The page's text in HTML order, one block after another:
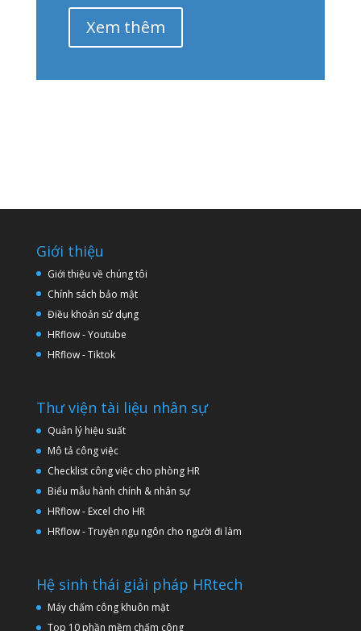
Xem thêm
Giới thiệu
Giới thiệu về chúng tôi
Chính sách bảo mật
Điều khoản sử dụng
HRflow - Youtube
HRflow - Tiktok
Thư viện tài liệu nhân sự
Quản lý hiệu suất
Mô tả công việc
Checklist công việc cho phòng HR
Biểu mẫu hành chính & nhân sự
HRflow - Excel cho HR
HRflow - Truyện ngụ ngôn cho người đi làm
Hệ sinh thái giải pháp HRtech
Máy chấm công khuôn mặt
Top 10 phần mềm chấm công